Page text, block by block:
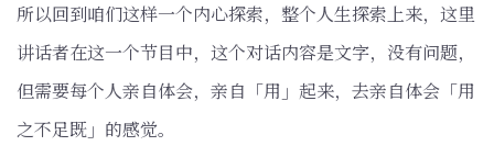
所以回到咱们这样一个内心探索，整个人生探索上来，这里
讲话者在这一个节目中，这个对话内容是文字，没有问题，
但需要每个人亲自体会，亲自「用」起来，去亲自体会「用
之不足既」的感觉。